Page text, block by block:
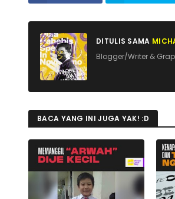
DITULIS SAMA
Blogger/Writer &
BACA YANG INI JUGA YAK! :D